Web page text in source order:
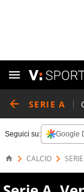
SERIE A
Seguici su: Google
CALCIO